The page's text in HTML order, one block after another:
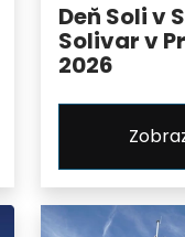
Deň Soli v
Solivar v
2026